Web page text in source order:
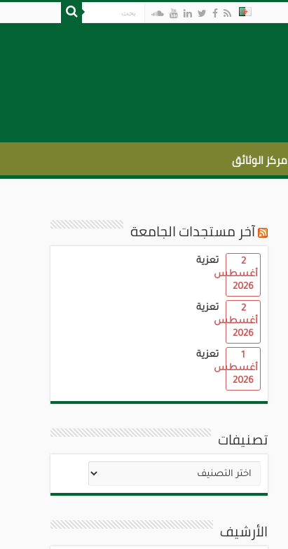
مركز الوثائق
آخر مستجدات الجامعة
تعزية
2
أغسطس
2026
تعزية
2
أغسطس
2026
تعزية
1
أغسطس
2026
تصنيفات
تصنيفات
الأرشيف